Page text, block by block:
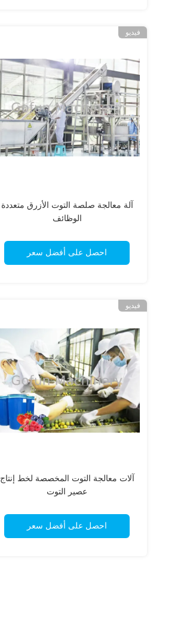
فيديو
آلة معالجة صلصة التوت الأزرق متعددة
الوظائف
احصل على أفضل سعر
فيديو
آلات معالجة التوت المخصصة لخط إنتاج
عصير التوت
احصل على أفضل سعر